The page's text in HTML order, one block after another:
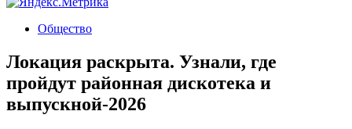
Общество
Локация раскрыта. Узнали, где
пройдут районная дискотека и
выпускной-2026